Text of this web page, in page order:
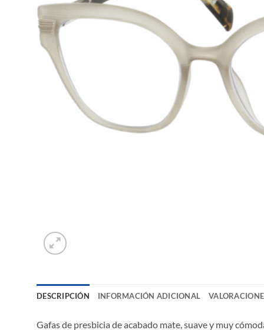
DESCRIPCIÓN INFORMACIÓN ADICIONAL
Gafas de presbicia de acabado mate, suave y muy